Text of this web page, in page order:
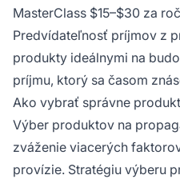
MasterClass $15–$30 za
Predvídateľnosť príjmov z
produkty ideálnymi na
príjmu, ktorý sa časom
Ako vybrať správne
Výber produktov na
zváženie viacerých
provízie. Stratégiu výberu